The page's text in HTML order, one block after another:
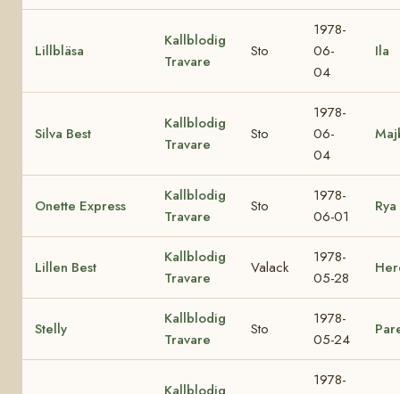
Lillbläsa
Kallblodig
Travare
Sto
1978-
06-
04
Ila
Silva Best
Kallblodig
Travare
Sto
1978-
06-
04
Onette Express
Kallblodig
Travare
Sto
1978-
06-01
Lillen Best
Kallblodig
Travare
Valack
1978-
05-28
Stelly
Kallblodig
Travare
Sto
1978-
05-24
Kallblodig
1978-